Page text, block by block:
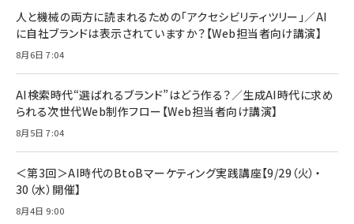
組織の成果を最大化する ルールのデザイン
￥1,980
Amazonランキングをもっと見る
技術基準適合】ブラック
￥5,990
ケーブル Anker絡まないケーブル 240W 結束バン
ド付き USB PD対応 シリコン素材採用 iPhone
17 / 16 / 15 / Galaxy iPad Pro MacBook
Pro/Air 各種対応 (1.8m ミッドナイトブラック)
￥1,890
サッポロ 生ビール 黒ラベル 350ml 缶 24本 ビー
ル ケース買い【6/30応募〆切! 黒ラベルビヤセラー
￥4,857
人と機械の両方に読まれるための「アクセシビリティツリー」／AI
に自社ブランドは表示されていますか？【Web担当者向け講演】
8月6日 7:04
AI検索時代“選ばれるブランド”はどう作る？／生成AI時代に求め
られる次世代Web制作フロー【Web担当者向け講演】
8月5日 7:04
＜第3回＞AI時代のBtoBマーケティング実践講座【9/29（火）・
30（水）開催】
8月4日 9:00